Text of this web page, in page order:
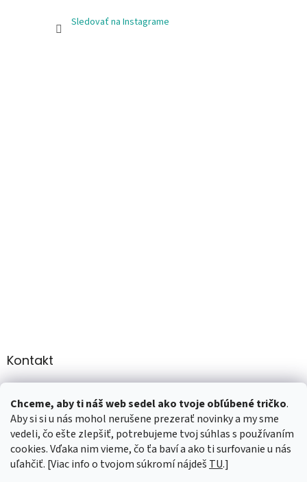
Chceme, aby ti náš web sedel ako tvoje obľúbené tričko.
Aby si si u nás mohol nerušene prezerať novinky a my sme
vedeli, čo ešte zlepšiť, potrebujeme tvoj súhlas s používaním
cookies. Vďaka nim vieme, čo ťa baví a ako ti surfovanie u nás
uľahčiť. [Viac info o tvojom súkromí nájdeš TU.]
Sledovať na Instagrame
Kontakt
+421 907947783